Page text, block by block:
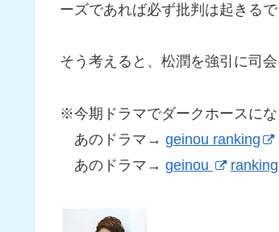
ーズであれば必ず批判は起きるで
そう考えると、松潤を強引に司
※今期ドラマでダークホースに
あのドラマ→ geinou ranking
あのドラマ→ geinou ranking